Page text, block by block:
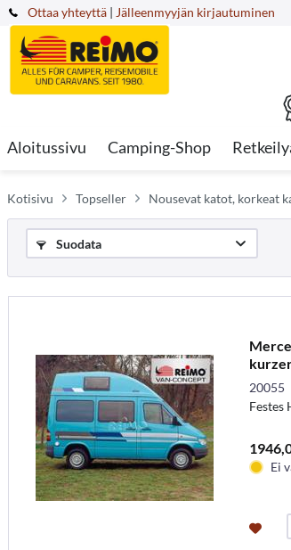
Ottaa yhteyttä | Jälleenmyyjän kirjautuminen
Aloitussivu Camping-Shop
Kotisivu Topseller Nousevat katot, korkeat
Suodata
20055
Festes
Ei